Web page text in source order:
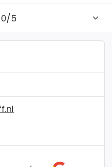
14 dagen. Bekijk
€150
winkel
0/5